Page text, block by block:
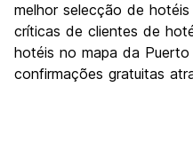
melhor selecção de
críticas de clientes de
hotéis no mapa da
confirmações gratuitas